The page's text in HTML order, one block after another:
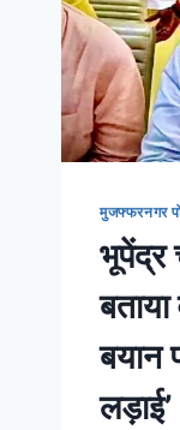
मुजफ्फरनगर
भूपेंद्र
बयान
लड़ाई’